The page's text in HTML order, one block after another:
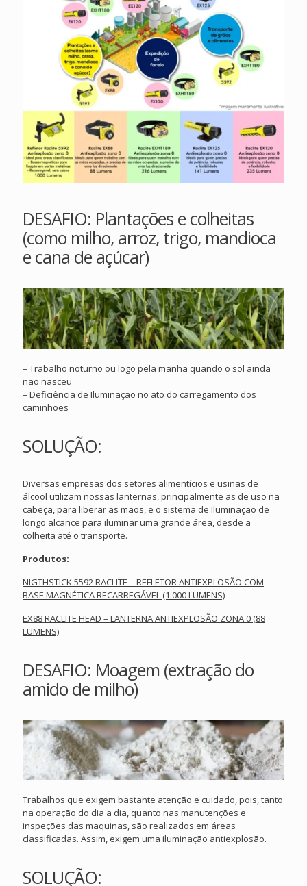
DESAFIO: Plantações e colheitas
(como milho, arroz, trigo, mandioca
e cana de açúcar)
– Trabalho noturno ou logo pela manhã quando o sol ainda
não nasceu
– Deficiência de Iluminação no ato do carregamento dos
caminhões
SOLUÇÃO:
Diversas empresas dos setores alimentícios e usinas de
álcool utilizam nossas lanternas, principalmente as de uso na
cabeça, para liberar as mãos, e o sistema de Iluminação de
longo alcance para iluminar uma grande área, desde a
colheita até o transporte.
Produtos:
NIGTHSTICK 5592 RACLITE – REFLETOR ANTIEXPLOSÃO COM
BASE MAGNÉTICA RECARREGÁVEL (1.000 LUMENS)
EX88 RACLITE HEAD – LANTERNA ANTIEXPLOSÃO ZONA 0 (88
LUMENS)
DESAFIO: Moagem (extração do
amido de milho)
Trabalhos que exigem bastante atenção e cuidado, pois, tanto
na operação do dia a dia, quanto nas manutenções e
inspeções das maquinas, são realizados em áreas
classificadas. Assim, exigem uma iluminação antiexplosão.
SOLUÇÃO: